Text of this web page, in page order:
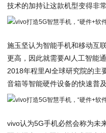
技术的加持让这款机型变得非常
施玉坚认为智能手机和移动互
更高，因此就需要AI人工智能
2018年程里AI全球研究院的主
音箱等智能硬件设备的快速普
vivo认为5G手机必然会称为未